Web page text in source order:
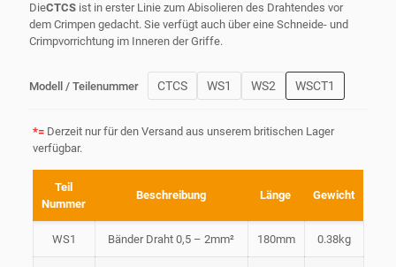
DieCTCS ist in erster Linie zum Abisolieren des Drahtendes vor
dem Crimpen gedacht. Sie verfügt auch über eine Schneide- und
Crimpvorrichtung im Inneren der Griffe.
Modell / Teilenummer CTCS WS1 WS2 WSCT1
*=Derzeit nur für den Versand aus unserem britischen Lager
verfügbar.
Teil
Nummer
Beschreibung Länge Gewicht
WS1 Bänder Draht 0,5 – 2mm² 180mm 0.38kg